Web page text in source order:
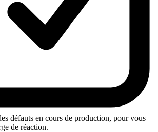
défauts en cours de production, pour vous
de réaction.